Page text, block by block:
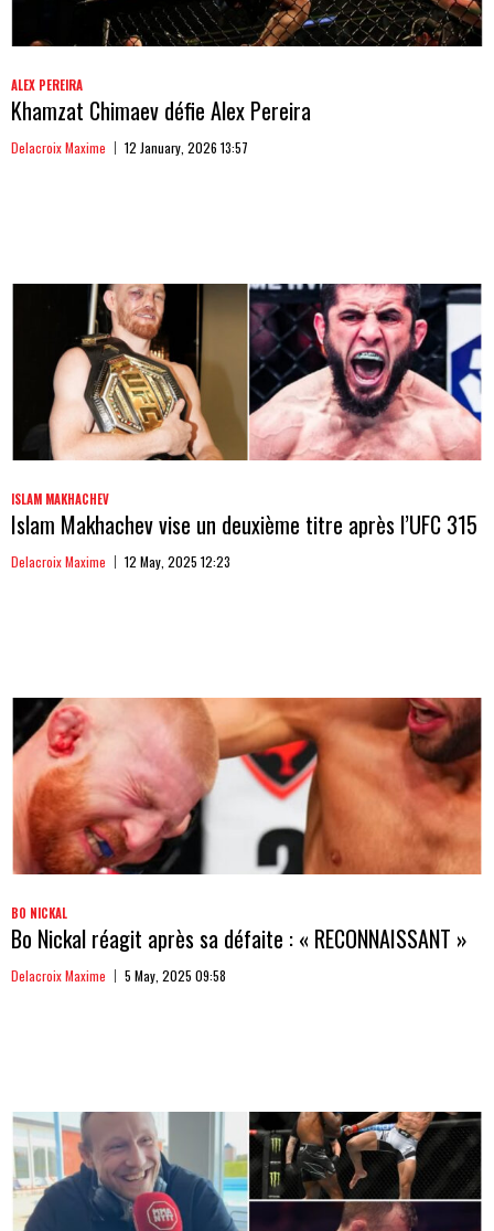
ALEX PEREIRA
Khamzat Chimaev défie Alex Pereira
Delacroix Maxime 12 January, 2026 13:57
ISLAM MAKHACHEV
Islam Makhachev vise un deuxième titre après l’UFC 315
Delacroix Maxime 12 May, 2025 12:23
BO NICKAL
Bo Nickal réagit après sa défaite : « RECONNAISSANT »
Delacroix Maxime 5 May, 2025 09:58